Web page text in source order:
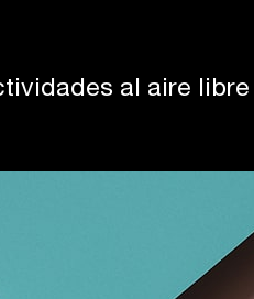
al aire libre